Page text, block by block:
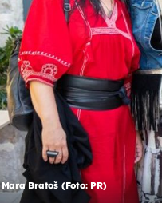
Mara Bratoš (Foto: PR)